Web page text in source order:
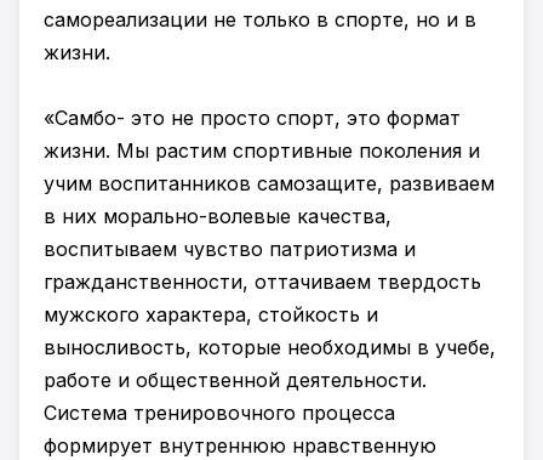
самореализации не только в спорте, но и в
жизни.
«Самбо- это не просто спорт, это формат
жизни. Мы растим спортивные поколения и
учим воспитанников самозащите, развиваем
в них морально-волевые качества,
воспитываем чувство патриотизма и
гражданственности, оттачиваем твердость
мужского характера, стойкость и
выносливость, которые необходимы в учебе,
работе и общественной деятельности.
Система тренировочного процесса
формирует внутреннюю нравственную